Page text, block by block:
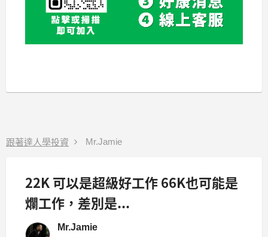
跟著達人學投資 Mr.Jamie
22K 可以是超級好工作 66K也可能是
爛工作，差別是...
Mr.Jamie